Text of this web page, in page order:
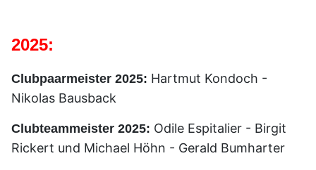
2025:
Clubpaarmeister 2025: Hartmut Kondoch -
Nikolas Bausback
Clubteammeister 2025: Odile Espitalier - Birgit
Rickert und Michael Höhn - Gerald Bumharter